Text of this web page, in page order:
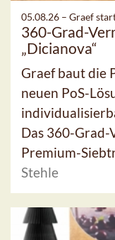
05.08.26 – Graef
360-Grad-
„Dicianova“
Graef baut die
neuen PoS-
Das 360-
Premium-
Stehle